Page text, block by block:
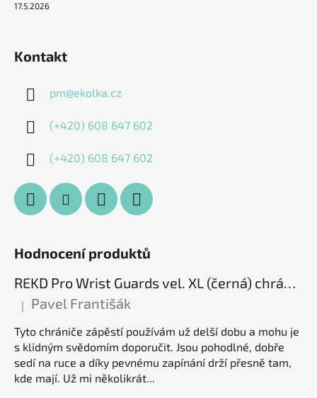
17.5.2026
Kontakt
pm@ekolka.cz
(+420) 608 647 602
(+420) 608 647 602
Hodnocení produktů
REKD Pro Wrist Guards vel. XL (černá) chrániče zápěstí
Hodnocení produktu je 5 z 5 hvězdiček.
| Pavel Františák
Tyto chrániče zápěstí používám už delší dobu a mohu je
s klidným svědomím doporučit. Jsou pohodlné, dobře
sedí na ruce a díky pevnému zapínání drží přesně tam,
kde mají. Už mi několikrát...